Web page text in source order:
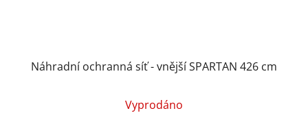
Náhradní ochranná síť - vnější SPARTAN 426 cm
Vyprodáno